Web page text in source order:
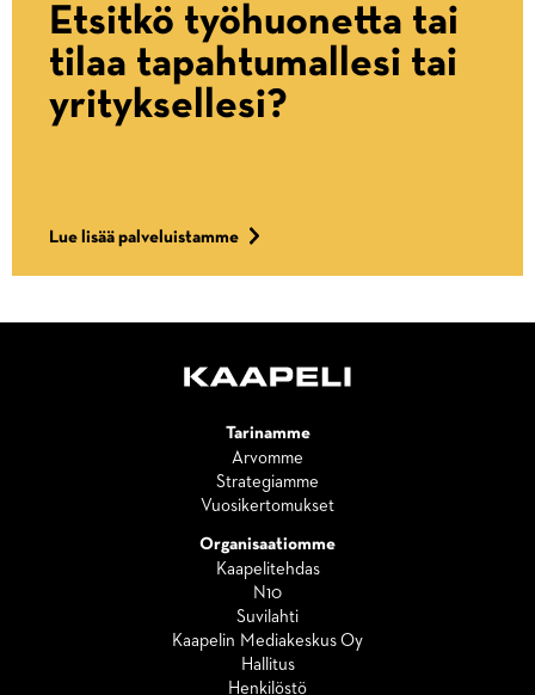
Etsitkö työhuonetta tai
tilaa tapahtumallesi tai
yrityksellesi?
Lue lisää palveluistamme
Tarinamme
Arvomme
Strategiamme
Vuosikertomukset
Organisaatiomme
Kaapelitehdas
N10
Suvilahti
Kaapelin Mediakeskus Oy
Hallitus
Henkilöstö